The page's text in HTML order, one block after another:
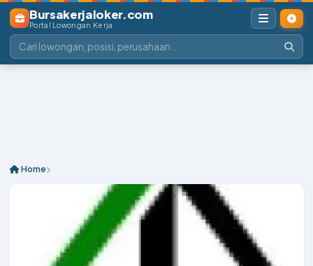
Bursakerjaloker.com
Portal Lowongan Kerja
Home